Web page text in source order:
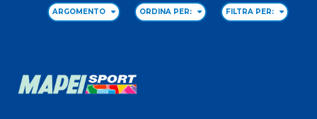
ARGOMENTO ORDINA PER: FILTRA PER: